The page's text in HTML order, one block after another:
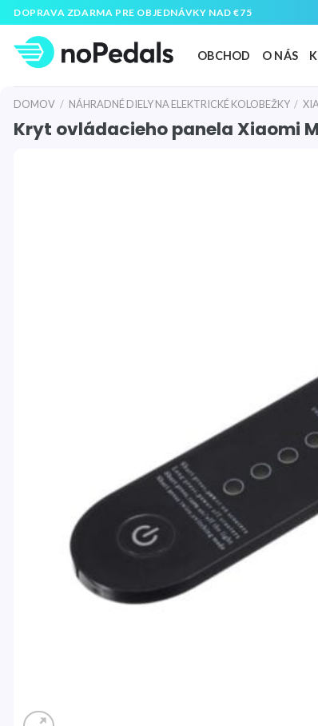
Preskočiť
na
obsah
DOPRAVA ZDARMA PRE OBJEDNÁVKY NAD €75
OBCHOD O NÁS
DOMOV / NÁHRADNÉ DIELY NA ELEKTRICKÉ KOLOBEŽKY /
Kryt ovládacieho panela Xiaomi